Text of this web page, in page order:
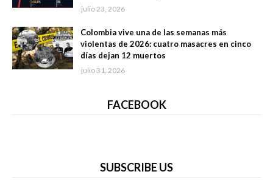
julio 23, 2026
Colombia vive una de las semanas más
violentas de 2026: cuatro masacres en cinco
días dejan 12 muertos
julio 31, 2026
FACEBOOK
SUBSCRIBE US